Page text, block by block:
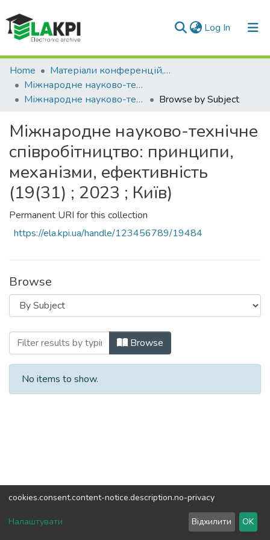
Log In (current)
Communities & Collections
All of DSpace
Home
Матеріали конференцій, семінарів і т.п.
Міжнародне науково-технічне співробітництво: принципи, механізми, ефективність
Міжнародне науково-технічне співробітництво: принципи, механізми, ефективність (19(31) ; 2023 ; Київ)
Browse by Subject
Міжнародне науково-технічне
співробітництво: принципи,
механізми, ефективність
(19(31) ; 2023 ; Київ)
Permanent URI for this collection
https://ela.kpi.ua/handle/123456789/19484
Browse
Browsing Міжнародне науково-
Browse
No items to show.
DSpace software copyright © 2002-2026LYRASIS
Send Feedback
cookies.consent.content-notice.description.no-privacy
Налаштувати Відхилити OK